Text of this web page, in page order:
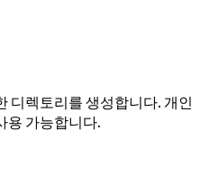
디렉토리를 생성합니다. 개인
용 가능합니다.